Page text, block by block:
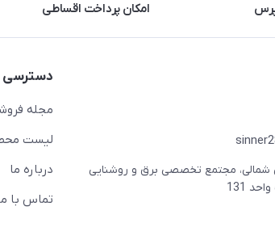
امکان پرداخت اقساطی
شمالی، مجتمع تخصصی برق و روشنایی
131
دسترسی
مجله
لیست
درباره ما
تماس با